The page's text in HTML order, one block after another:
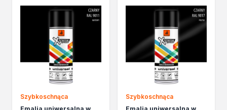
Lakiery
Żywica epoksydowa
Impregnaty specjalistyczne
Impregnaty do drewna konstrukcyjnego
Folie w płynie
Akryle
Szybkoschnąca
Szybkoschnąca